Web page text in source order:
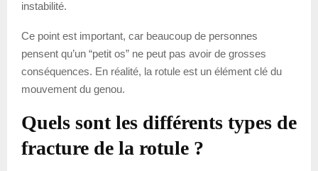
instabilité.
Ce point est important, car beaucoup de personnes
pensent qu’un “petit os” ne peut pas avoir de grosses
conséquences. En réalité, la rotule est un élément clé du
mouvement du genou.
Quels sont les différents types de
fracture de la rotule ?